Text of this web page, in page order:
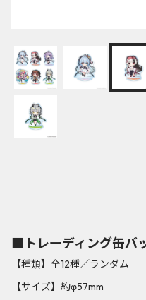
■トレーディング缶バ
【種類】全12種／ランダム
【サイズ】約φ57mm